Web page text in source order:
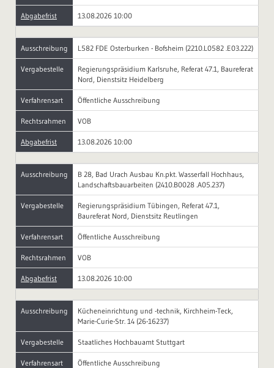
Abgabefrist 13.08.2026 10:00
Ausschreibung L582 FDE Osterburken - Bofsheim (2210.L0582 .E03.222)
Vergabestelle
Regierungspräsidium Karlsruhe, Referat 47.1, Baureferat
Nord, Dienstsitz Heidelberg
Verfahrensart Öffentliche Ausschreibung
Rechtsrahmen VOB
Abgabefrist 13.08.2026 10:00
Ausschreibung
B 28, Bad Urach Ausbau Kn.pkt. Wasserfall Hochhaus,
Landschaftsbauarbeiten (2410.B0028 .A05.237)
Vergabestelle
Regierungspräsidium Tübingen, Referat 47.1,
Baureferat Nord, Dienstsitz Reutlingen
Verfahrensart Öffentliche Ausschreibung
Rechtsrahmen VOB
Abgabefrist 13.08.2026 10:00
Ausschreibung
Kücheneinrichtung und -technik, Kirchheim-Teck,
Marie-Curie-Str. 14 (26-16237)
Vergabestelle Staatliches Hochbauamt Stuttgart
Verfahrensart Öffentliche Ausschreibung